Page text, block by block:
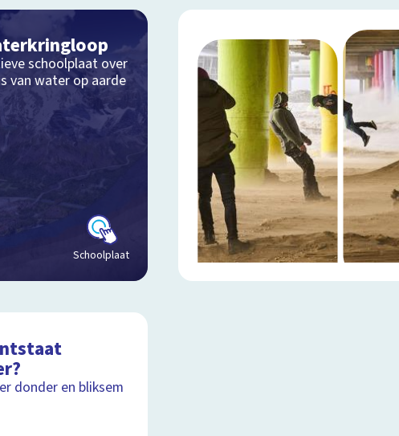
schoolplaat over
van water op aarde
Schoolplaat
donder en bliksem